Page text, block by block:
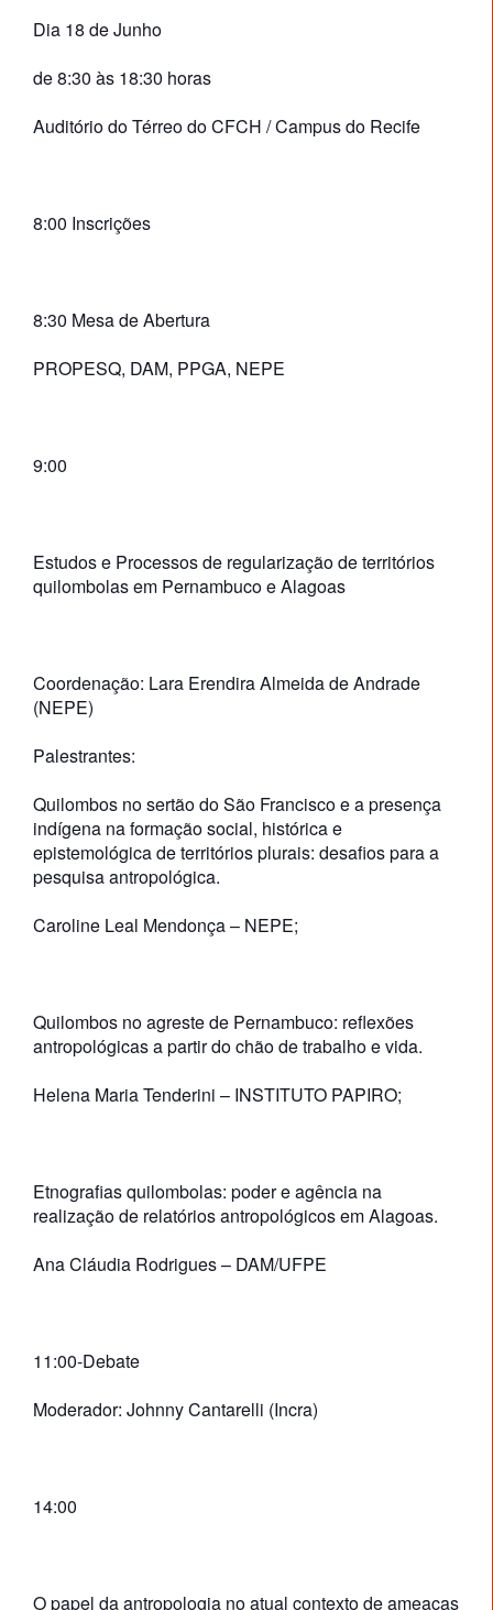
Dia 18 de Junho
de 8:30 às 18:30 horas
Auditório do Térreo do CFCH / Campus do Recife
8:00 Inscrições
8:30 Mesa de Abertura
PROPESQ, DAM, PPGA, NEPE
9:00
Estudos e Processos de regularização de territórios
quilombolas em Pernambuco e Alagoas
Coordenação: Lara Erendira Almeida de Andrade
(NEPE)
Palestrantes:
Quilombos no sertão do São Francisco e a presença
indígena na formação social, histórica e
epistemológica de territórios plurais: desafios para a
pesquisa antropológica.
Caroline Leal Mendonça – NEPE;
Quilombos no agreste de Pernambuco: reflexões
antropológicas a partir do chão de trabalho e vida.
Helena Maria Tenderini – INSTITUTO PAPIRO;
Etnografias quilombolas: poder e agência na
realização de relatórios antropológicos em Alagoas.
Ana Cláudia Rodrigues – DAM/UFPE
11:00-Debate
Moderador: Johnny Cantarelli (Incra)
14:00
O papel da antropologia no atual contexto de ameaças